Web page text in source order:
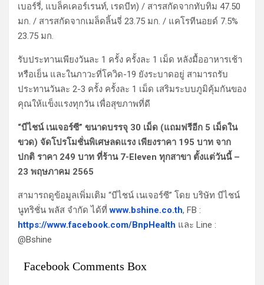
เบอร์รี่, แบล็คเคอร์เรนท์, เรดบีท) / สารสกัดจากทับทิม 47.50
มก. / สารสกัดจากเมล็ดลิ้นจี่ 23.75 มก. / แคโรทีนอยด์ 7.5%
23.75 มก.
รับประทานเพียงวันละ 1 ครั้ง ครั้งละ 1 เม็ด หลังมื้ออาหารเช้า
หรือเย็น และในภาวะที่โควิด-19 ยังระบาดอยู่ สามารถรับ
ประทานวันละ 2-3 ครั้ง ครั้งละ 1 เม็ด เสริมระบบภูมิคุ้มกันของ
คุณให้แข็งแรงทุกวัน เพื่อสุขภาพที่ดี
“บีไชน์ เนเจอร์ซี” ขนาดบรรจุ 30 เม็ด (แถมฟรีอีก 5 เม็ดใน
ขวด) จัดโปรโมชั่นพิเศษลดแรง เพียงราคา 195 บาท จาก
ปกติ ราคา 249 บาท ที่ร้าน 7-Eleven ทุกสาขา ตั้งแต่วันนี้ –
23 พฤษภาคม 2565
สามารถดูข้อมูลเพิ่มเติม “บีไชน์ เนเจอร์ซี” โดย บริษัท บีไชน์
นูทริชั่น พลัส จำกัด ได้ที่www.bshine.co.th, FB :
https://www.facebook.com/BnpHealth และ Line :
@Bshine
Facebook Comments Box